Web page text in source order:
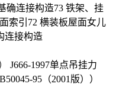
确连接构造73 铁架、挂
索引72 横装板屋面女儿
连接构造
J666-1997单点吊挂力
95（2001版））